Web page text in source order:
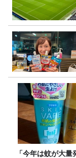
「今年は蚊が大